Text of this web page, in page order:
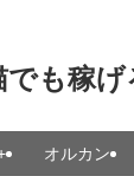
でも稼
オルカン